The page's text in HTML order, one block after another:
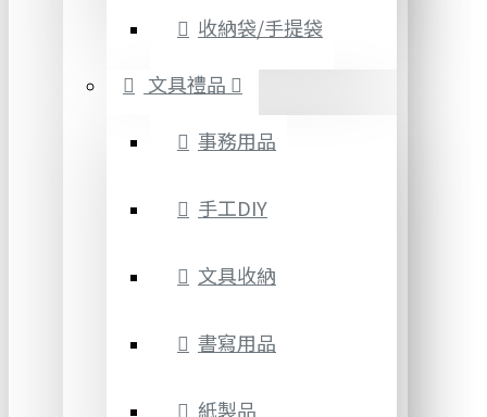
收納袋/手提袋
文具禮品
事務用品
手工DIY
文具收納
書寫用品
紙製品